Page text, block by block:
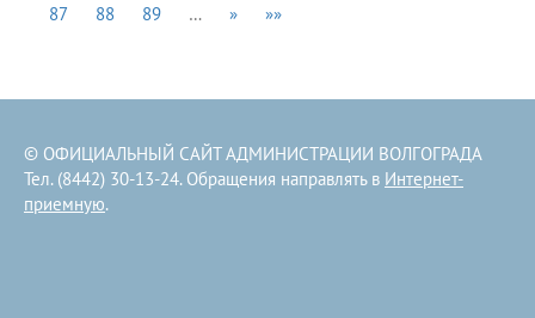
87
88 89 … » »»
© ОФИЦИАЛЬНЫЙ САЙТ АДМИНИСТРАЦИИ ВОЛГОГРАДА
Тел. (8442) 30-13-24. Обращения направлять в Интернет-
приемную.